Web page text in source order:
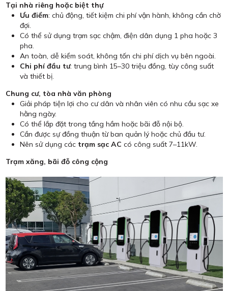
Tại nhà riêng hoặc biệt thự
Ưu điểm: chủ động, tiết kiệm chi phí vận hành, không cần chờ
đợi.
Có thể sử dụng trạm sạc chậm, điện dân dụng 1 pha hoặc 3
pha.
An toàn, dễ kiểm soát, không tốn chi phí dịch vụ bên ngoài.
Chi phí đầu tư: trung bình 15–30 triệu đồng, tùy công suất
và thiết bị.
Chung cư, tòa nhà văn phòng
Giải pháp tiện lợi cho cư dân và nhân viên có nhu cầu sạc xe
hằng ngày.
Có thể lắp đặt trong tầng hầm hoặc bãi đỗ nội bộ.
Cần được sự đồng thuận từ ban quản lý hoặc chủ đầu tư.
Nên sử dụng các trạm sạc AC có công suất 7–11kW.
Trạm xăng, bãi đỗ công cộng